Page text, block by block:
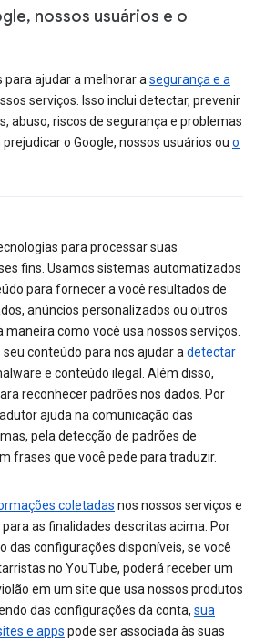
nossos usuários e o
ajudar a melhorar a segurança e a
serviços. Isso inclui detectar, prevenir
abuso, riscos de segurança e problemas
o Google, nossos usuários ou o
para processar suas
fins. Usamos sistemas automatizados
para fornecer a você resultados de
anúncios personalizados ou outros
como você usa nossos serviços.
conteúdo para nos ajudar a detectar
e conteúdo ilegal. Além disso,
reconhecer padrões nos dados. Por
ajuda na comunicação das
pela detecção de padrões de
frases que você pede para traduzir.
coletadas nos nossos serviços e
as finalidades descritas acima. Por
das configurações disponíveis, se você
no YouTube, poderá receber um
em um site que usa nossos produtos
das configurações da conta, sua
e apps pode ser associada às suas